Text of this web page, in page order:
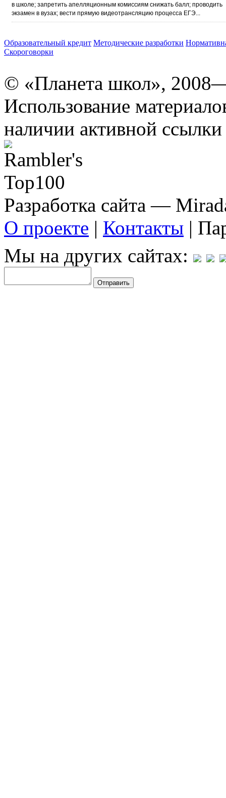
в школе; запретить апелляционным комиссиям снижать балл; проводить
экзамен в вузах; вести прямую видеотрансляцию процесса ЕГЭ...
Образовательный кредит Методические разработки
Скороговорки
© «Планета школ»,
Использование
наличии активной
Разработка сайта —
О проекте | Контакты |
Мы на других сайтах: